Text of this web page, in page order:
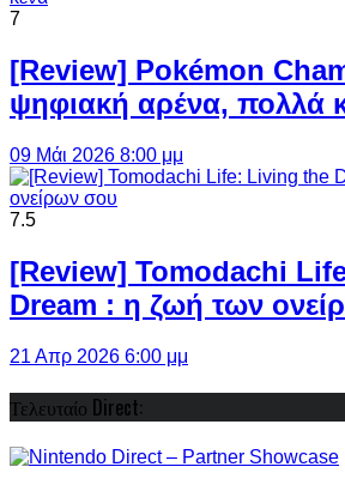
7
[Review] Pokémon
ψηφιακή αρένα, πολλά
09 Μάι 2026 8:00 μμ
7.5
[Review] Tomodachi
Dream : η ζωή των
21 Απρ 2026 6:00 μμ
Τελευταίο Direct: